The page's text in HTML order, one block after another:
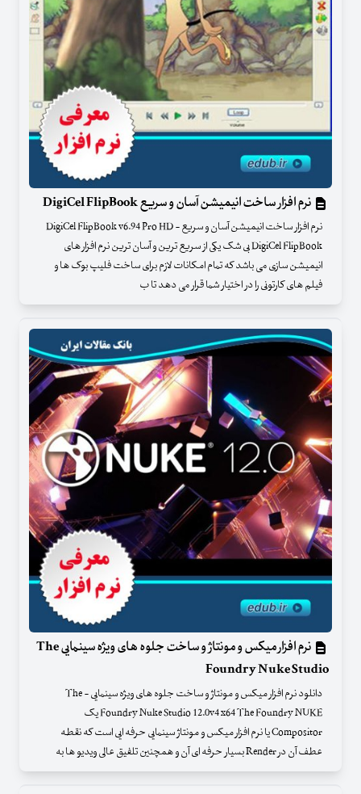
نرم افزار ساخت انیمیشن آسان و سریع DigiCel FlipBook
نرم افزار ساخت انیمیشن آسان و سریع - DigiCel FlipBook v6.94 Pro HD
DigiCel FlipBook بی شک یکی از سریع ترین و آسان ترین نرم افزار های
انیمیشن سازی می باشد که تمام امکانات لازم برای ساخت فلیپ بوک ها و
فیلم های کارتونی را در اختیار شما قرار می دهد تا ب
نرم افزار میکس و مونتاژ و ساخت جلوه های ویژه سینمایی The
Foundry Nuke Studio
دانلود نرم افزار میکس و مونتاژ و ساخت جلوه های ویژه سینمایی - The
Foundry Nuke Studio 12.0v4 x64 The Foundry NUKE یک
Compositor یا نرم افزار میکس و مونتاژ سینمایی حرفه ایی است که نقطه
عطف آن در Render بسیار حرفه ای آن و همچنین تلفیق عالی ویدیو ها به